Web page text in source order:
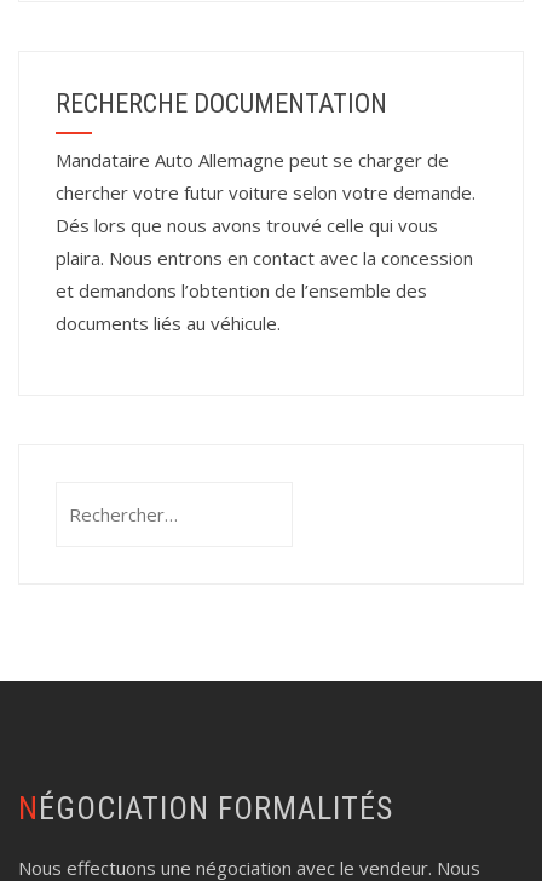
RECHERCHE DOCUMENTATION
Mandataire Auto Allemagne peut se charger de
chercher votre futur voiture selon votre demande.
Dés lors que nous avons trouvé celle qui vous
plaira. Nous entrons en contact avec la concession
et demandons l’obtention de l’ensemble des
documents liés au véhicule.
NÉGOCIATION FORMALITÉS
Nous effectuons une négociation avec le vendeur. Nous